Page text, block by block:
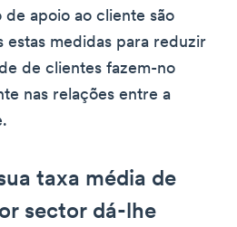
apoio ao cliente são
estas medidas para reduzir
de clientes fazem-no
nas relações entre a
taxa média de
sector dá-lhe